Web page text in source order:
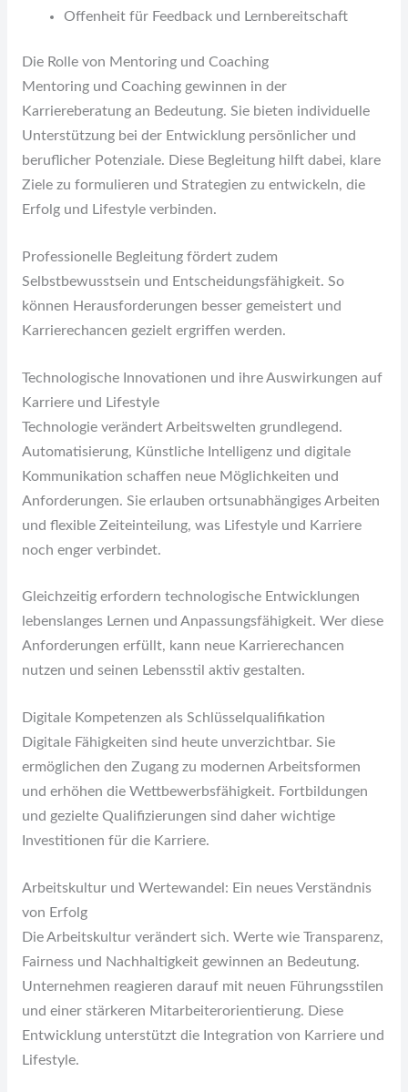
Offenheit für Feedback und Lernbereitschaft
Die Rolle von Mentoring und Coaching
Mentoring und Coaching gewinnen in der
Karriereberatung an Bedeutung. Sie bieten individuelle
Unterstützung bei der Entwicklung persönlicher und
beruflicher Potenziale. Diese Begleitung hilft dabei, klare
Ziele zu formulieren und Strategien zu entwickeln, die
Erfolg und Lifestyle verbinden.
Professionelle Begleitung fördert zudem
Selbstbewusstsein und Entscheidungsfähigkeit. So
können Herausforderungen besser gemeistert und
Karrierechancen gezielt ergriffen werden.
Technologische Innovationen und ihre Auswirkungen auf
Karriere und Lifestyle
Technologie verändert Arbeitswelten grundlegend.
Automatisierung, Künstliche Intelligenz und digitale
Kommunikation schaffen neue Möglichkeiten und
Anforderungen. Sie erlauben ortsunabhängiges Arbeiten
und flexible Zeiteinteilung, was Lifestyle und Karriere
noch enger verbindet.
Gleichzeitig erfordern technologische Entwicklungen
lebenslanges Lernen und Anpassungsfähigkeit. Wer diese
Anforderungen erfüllt, kann neue Karrierechancen
nutzen und seinen Lebensstil aktiv gestalten.
Digitale Kompetenzen als Schlüsselqualifikation
Digitale Fähigkeiten sind heute unverzichtbar. Sie
ermöglichen den Zugang zu modernen Arbeitsformen
und erhöhen die Wettbewerbsfähigkeit. Fortbildungen
und gezielte Qualifizierungen sind daher wichtige
Investitionen für die Karriere.
Arbeitskultur und Wertewandel: Ein neues Verständnis
von Erfolg
Die Arbeitskultur verändert sich. Werte wie Transparenz,
Fairness und Nachhaltigkeit gewinnen an Bedeutung.
Unternehmen reagieren darauf mit neuen Führungsstilen
und einer stärkeren Mitarbeiterorientierung. Diese
Entwicklung unterstützt die Integration von Karriere und
Lifestyle.